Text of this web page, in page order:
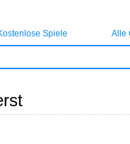
Spiele Alle